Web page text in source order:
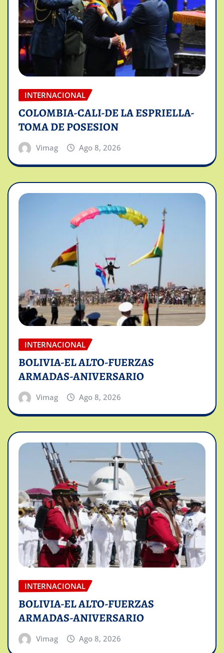
INTERNACIONAL
COLOMBIA-CALI-DE LA ESPRIELLA-
TOMA DE POSESION
Vimag Ago 8, 2026
INTERNACIONAL
BOLIVIA-EL ALTO-FUERZAS
ARMADAS-ANIVERSARIO
Vimag Ago 8, 2026
INTERNACIONAL
BOLIVIA-EL ALTO-FUERZAS
ARMADAS-ANIVERSARIO
Vimag Ago 8, 2026